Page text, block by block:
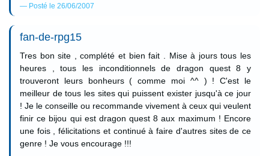
Posté le 26/06/2007
fan-de-rpg15
Tres bon site , complété et bien fait . Mise à jours tous les
heures , tous les inconditionnels de dragon quest 8 y
trouveront leurs bonheurs ( comme moi ^^ ) ! C'est le
meilleur de tous les sites qui puissent exister jusqu'à ce jour
! Je le conseille ou recommande vivement à ceux qui veulent
finir ce bijou qui est dragon quest 8 aux maximum ! Encore
une fois , félicitations et continué à faire d'autres sites de ce
genre ! Je vous encourage !!!